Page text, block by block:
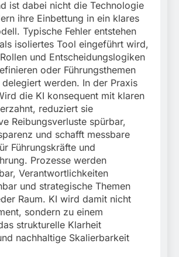
ist dabei nicht die Technologie
ihre Einbettung in ein klares
Typische Fehler entstehen
isoliertes Tool eingeführt wird,
und Entscheidungslogiken
oder Führungsthemen
delegiert werden. In der Praxis
die KI konsequent mit klaren
reduziert sie
Reibungsverluste spürbar,
und schafft messbare
Führungskräfte und
Prozesse werden
Verantwortlichkeiten
und strategische Themen
Raum. KI wird damit nicht
sondern zu einem
strukturelle Klarheit
nachhaltige Skalierbarkeit